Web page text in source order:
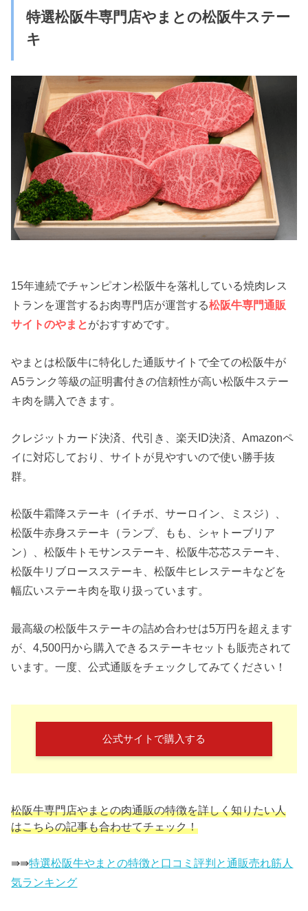
特選松阪牛専門店やまとの松阪牛ステー
キ
15年連続でチャンピオン松阪牛を落札している焼肉レス
トランを運営するお肉専門店が運営する松阪牛専門通販
サイトのやまとがおすすめです。
やまとは松阪牛に特化した通販サイトで全ての松阪牛が
A5ランク等級の証明書付きの信頼性が高い松阪牛ステー
キ肉を購入できます。
クレジットカード決済、代引き、楽天ID決済、Amazonペ
イに対応しており、サイトが見やすいので使い勝手抜
群。
松阪牛霜降ステーキ（イチボ、サーロイン、ミスジ）、
松阪牛赤身ステーキ（ランプ、もも、シャトーブリア
ン）、松阪牛トモサンステーキ、松阪牛芯芯ステーキ、
松阪牛リブロースステーキ、松阪牛ヒレステーキなどを
幅広いステーキ肉を取り扱っています。
最高級の松阪牛ステーキの詰め合わせは5万円を超えます
が、4,500円から購入できるステーキセットも販売されて
います。一度、公式通販をチェックしてみてください！
公式サイトで購入する
松阪牛専門店やまとの肉通販の特徴を詳しく知りたい人
はこちらの記事も合わせてチェック！
⇛⇛特選松阪牛やまとの特徴と口コミ評判と通販売れ筋人
気ランキング